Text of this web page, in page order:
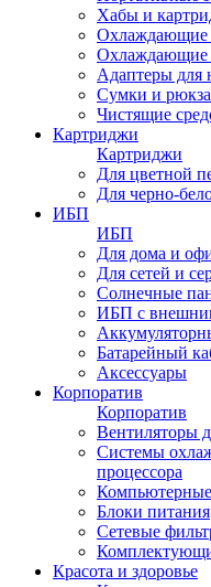
Хабы и
Охлаждающие
Охлаждающие
Адаптеры для
Сумки и
Чистящие
Картриджи
Картриджи
Для цветной
Для черно-
ИБП
ИБП
Для дома и
Для сетей и
Солнечные
ИБП с
Батарейный
Аксессуары
Корпоратив
Корпоратив
Вентиляторы
Системы
процессора
Компьютерные
Блоки питания
Сетевые
Красота и здоровье